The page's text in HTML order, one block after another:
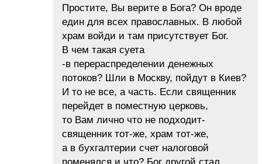
Простите, Вы верите в Бога? Он вроде
един для всех православных. В любой
храм войди и там присутствует Бог.
В чем такая суета
-в перераспределении денежных
потоков? Шли в Москву, пойдут в Киев?
И то не все, а часть. Если священник
перейдет в поместную церковь,
то Вам лично что не подходит-
священник тот-же, храм тот-же,
а в бухгалтерии счет налоговой